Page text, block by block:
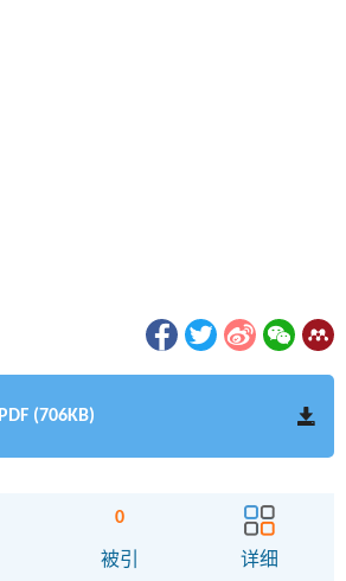
PDF (706KB)
0
被引 详细